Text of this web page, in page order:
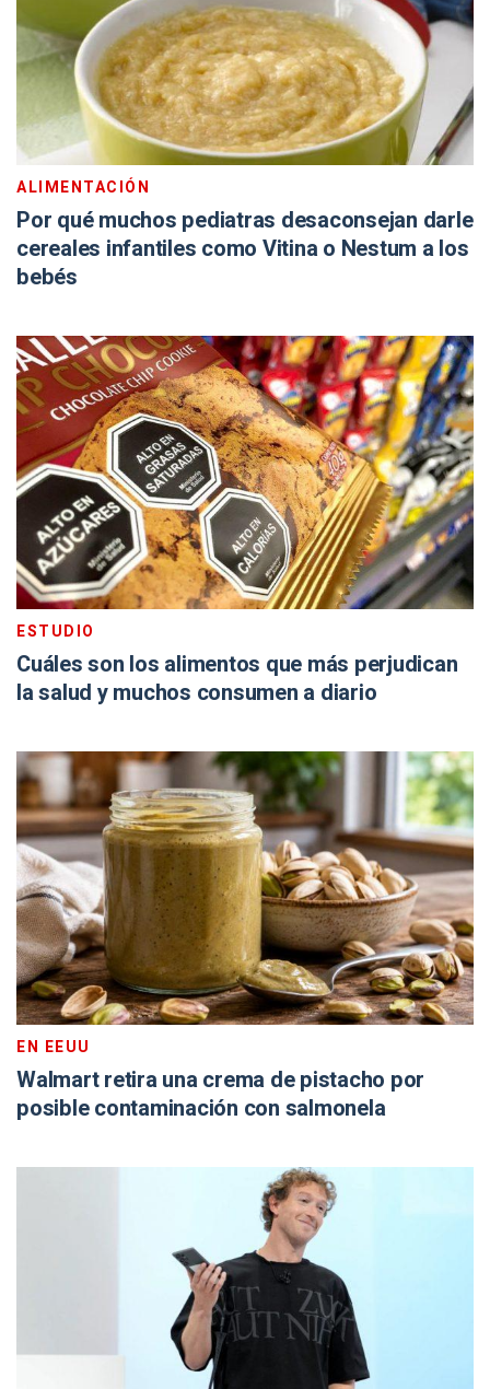
ALIMENTACIÓN
Por qué muchos pediatras desaconsejan darle
cereales infantiles como Vitina o Nestum a los
bebés
ESTUDIO
Cuáles son los alimentos que más perjudican
la salud y muchos consumen a diario
EN EEUU
Walmart retira una crema de pistacho por
posible contaminación con salmonela